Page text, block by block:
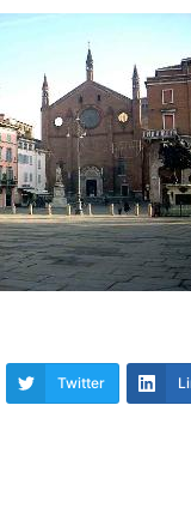
Twitter